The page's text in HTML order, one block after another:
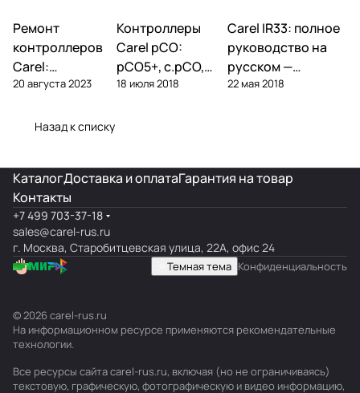
Автоматика и
контроллеры
Ремонт
контроллеров
Carel:
диагностика
поломок и
20 августа 2023
Автоматика и
контроллеры
Контроллеры
Carel pCO:
pCO5+, c.pCO,
pCO mini —
18 июля 2018
Автоматика и
контроллеры
Carel IR33: полное
руководство на
русском —
параметры,
22 мая 2018
Назад к списку
КаталогДоставка и оплатаГарантия на товар
Контакты
+7 499 703-37-18
sales@carel-rus.ru
г. Москва, Старобитцевская улица, 22А, офис 24
Темная тема Конфиденциальность
© 2026 carel-rus.ru
На информационном ресурсе применяются рекомендательные
технологии.
Все ресурсы сайта carel-rus.ru, включая (но не ограничиваясь)
текстовую, графическую, фотографическую и видео информацию,